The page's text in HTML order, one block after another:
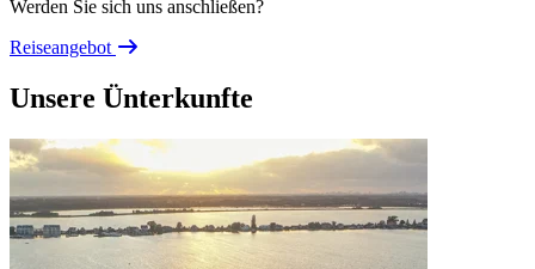
Werden Sie sich uns anschließen?
Reiseangebot
Unsere Ünterkunfte